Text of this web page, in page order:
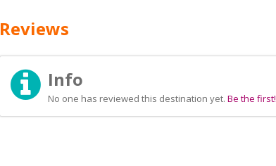
Reviews
Info
No one has reviewed this destination yet. Be the first!